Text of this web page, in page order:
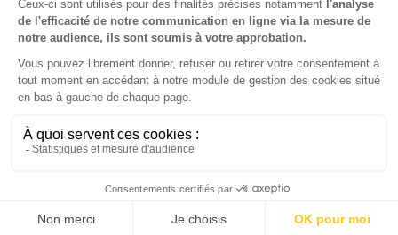
Partenaires & Mécènes